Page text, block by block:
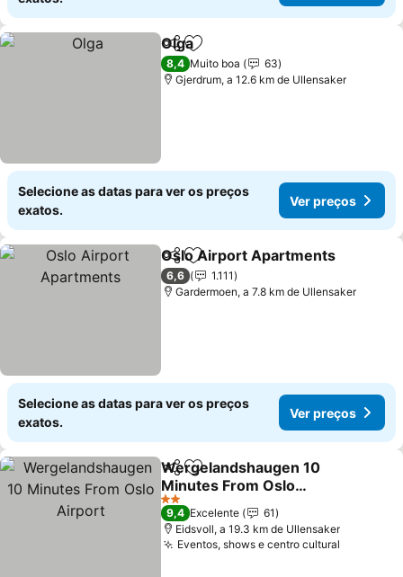
PartilharAdicionar aos favoritos
Olga
8,4 Muito boa
63
Gjerdrum, a 12.6 km de Ullensaker
Selecione as datas para ver os preços
exatos.
Ver preços
PartilharAdicionar aos favoritos
Oslo Airport Apartments
6,6
1.111
Gardermoen, a 7.8 km de Ullensaker
Selecione as datas para ver os preços
exatos.
Ver preços
PartilharAdicionar aos favoritos
Wergelandshaugen 10
Minutes From Oslo
Airport
2 Estrelas
9,4 Excelente
61
Eidsvoll, a 19.3 km de Ullensaker
Eventos, shows e centro cultural